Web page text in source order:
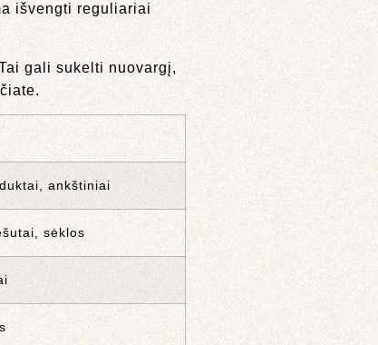
išvengti reguliariai
gali sukelti nuovargį,
ankštiniai
sėklos